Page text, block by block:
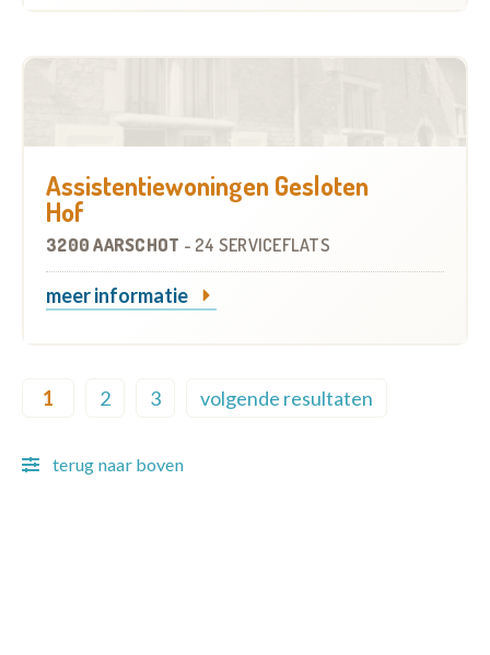
Assistentiewoningen Gesloten
Hof
3200 AARSCHOT - 24 SERVICEFLATS
meer informatie
1 2 3 volgende resultaten
terug naar boven